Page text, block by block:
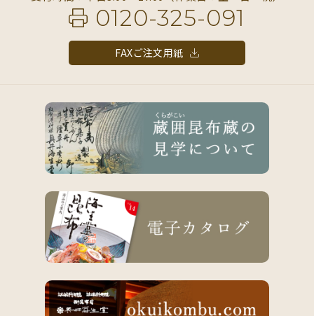
0120-325-091
FAXご注文用紙